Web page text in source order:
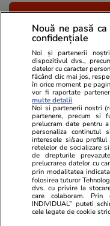
Știri Externe
O femeie a murit
ani la rând
Italia
Știri Externe
Rusia
militară. „Putin
Avem informații
Zelenski
Nouă ne pasă
confidențiale
Noi și partenerii noștri
dispozitivul dvs.,
datelor cu caracter
făcând clic mai jos,
în orice moment pe
vor fi raportate
multe detalii
Noi si partenerii nostri
partenere, precum si
prelucram date pentru
personaliza continutul
interesele si/sau
retelelor de socializare
de drepturile
prelucrarea datelor cu
prin modalitatea
folosirea tuturor
dvs. cu privire la
care colaboram. Prin
INDIVIDUAL” puteti
cele legate de cookie